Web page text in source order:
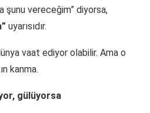
şunu vereceğim” diyorsa,
uyarısıdır.
vaat ediyor olabilir. Ama o
kanma.
gülüyorsa